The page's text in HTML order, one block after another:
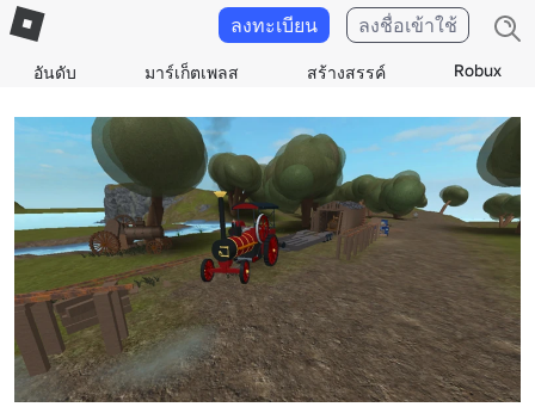
อันดับ มาร์เก็ตเพลส สร้างสรรค์ Robux
ลงทะเบียน ลงชื่อเข้าใช้